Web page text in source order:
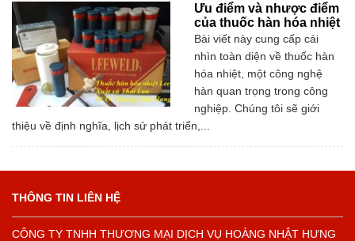
Ưu điểm và nhược điểm
của thuốc hàn hóa nhiệt
Bài viết này cung cấp cái
nhìn toàn diện về thuốc hàn
hóa nhiệt, một công nghệ
hàn quan trọng trong công
nghiệp. Chúng tôi sẽ giới
thiệu về định nghĩa, lịch sử phát triển,...
THÔNG TIN LIÊN HỆ
CÔNG TY TNHH THƯƠNG MẠI DỊCH VỤ HOÀNG NHẬT HƯNG